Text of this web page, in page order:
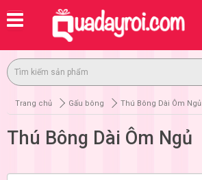
Trang chủ Gấu bông Thú Bông Dài Ôm Ngủ
Thú Bông Dài Ôm Ngủ